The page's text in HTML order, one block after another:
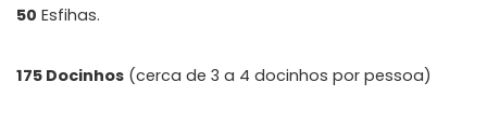
50 Esfihas.
175 Docinhos (cerca de 3 a 4 docinhos por pessoa)